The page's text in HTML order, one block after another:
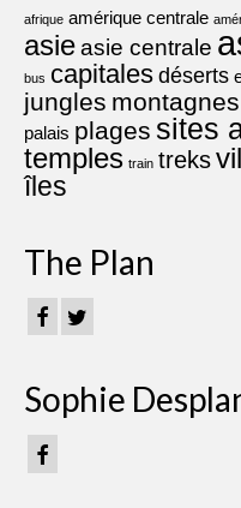
afrique amérique centrale
asieasie centrale
bus capitales déserts
jungles montagnes
palais plages sites
temples train treks
îles
The Plan
Sophie